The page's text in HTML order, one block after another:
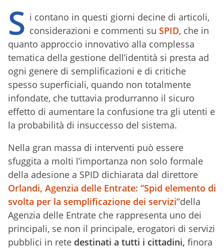
S i contano in questi giorni decine di articoli,
considerazioni e commenti su SPID, che in
quanto approccio innovativo alla complessa
tematica della gestione dell’identità si presta ad
ogni genere di semplificazioni e di critiche
spesso superficiali, quando non totalmente
infondate, che tuttavia produrranno il sicuro
effetto di aumentare la confusione tra gli utenti e
la probabilità di insuccesso del sistema.
Nella gran massa di interventi può essere
sfuggita a molti l’importanza non solo formale
della adesione a SPID dichiarata dal direttore
Orlandi, Agenzia delle Entrate: “Spid elemento di
svolta per la semplificazione dei servizi”della
Agenzia delle Entrate che rappresenta uno dei
principali, se non il principale, erogatori di servizi
pubblici in rete destinati a tutti i cittadini, finora